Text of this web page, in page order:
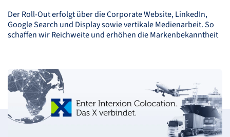
Der Roll-Out erfolgt über die Corporate Website, LinkedIn,
Google Search und Display sowie vertikale Medienarbeit. So
schaffen wir Reichweite und erhöhen die Markenbekanntheit